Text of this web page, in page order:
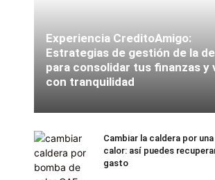
Experiencia CreditoAmigo:
Estrategias de gestión de la
para consolidar tus finanzas y
con tranquilidad
Cambiar la caldera por
calor: así puedes
gasto